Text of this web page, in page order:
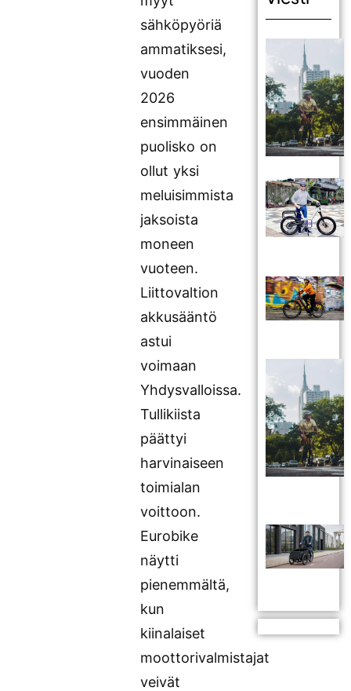
sähköpyöriä
ammatiksesi,
vuoden
2026
ensimmäinen
puolisko on
ollut yksi
meluisimmista
jaksoista
moneen
vuoteen.
Liittovaltion
akkusääntö
astui
voimaan
Yhdysvalloissa.
Tullikiista
päättyi
harvinaiseen
toimialan
voittoon.
Eurobike
näytti
pienemmältä,
kun
kiinalaiset
moottorivalmistajat
veivät